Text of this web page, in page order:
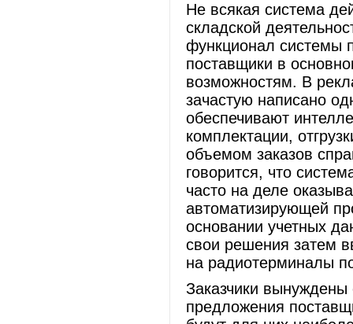
Не всякая система
складской
функционал системы
поставщики в
возможностям. В
зачастую написано
обеспечивают
комплектации,
объемом заказов
говорится, что
часто на деле
автоматизирующей
основании учетных
свои решения затем
на радиотерминалы
Заказчики вынуждены
предложения